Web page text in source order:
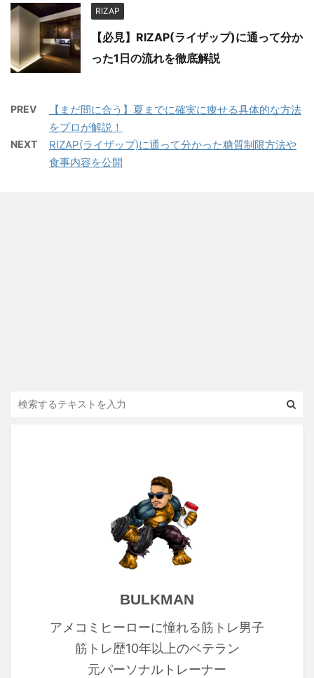
RIZAP
【必見】RIZAP(ライザップ)に通って分か
った1日の流れを徹底解説
PREV
【まだ間に合う】夏までに確実に痩せる具体的な方法
をプロが解説！
NEXT
RIZAP(ライザップ)に通って分かった糖質制限方法や
食事内容を公開
BULKMAN
アメコミヒーローに憧れる筋トレ男子
筋トレ歴10年以上のベテラン
元パーソナルトレーナー